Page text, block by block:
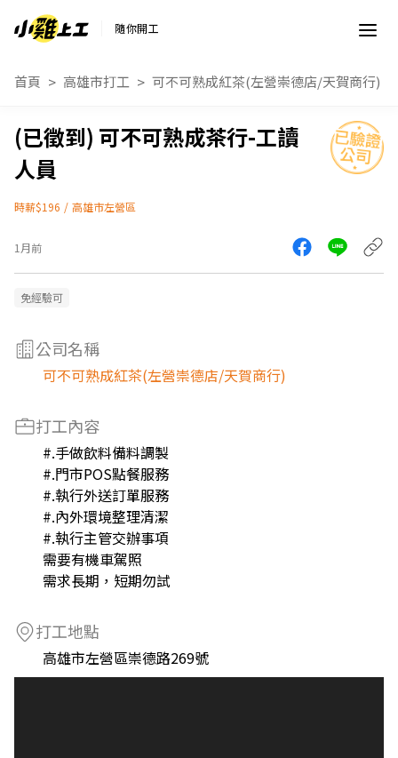
隨你開工
首頁 高雄市打工 可不可熟成紅茶(左營崇德店/天賀商行)
可不可熟成茶行-工讀
人員
時薪$196 / 高雄市左營區
1月前
免經驗可
公司名稱
可不可熟成紅茶(左營崇德店/天賀商行)
打工內容
#.手做飲料備料調製
#.門市POS點餐服務
#.執行外送訂單服務
#.內外環境整理清潔
#.執行主管交辦事項
需要有機車駕照
需求長期，短期勿試
打工地點
高雄市左營區崇德路269號